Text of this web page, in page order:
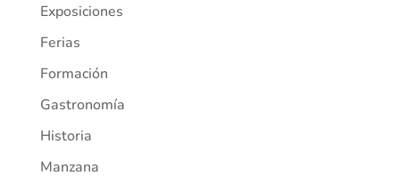
Exposiciones
Ferias
Formación
Gastronomía
Historia
Manzana